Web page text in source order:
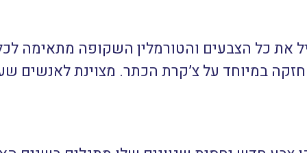
את כל הצבעים והטורמלין השקופה מתאימה
במיוחד על צ’קרת הכתר. מצוינת לאנשים